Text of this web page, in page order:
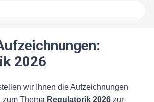
2026
wir Ihnen die Aufzeichnungen
zum Thema Regulatorik 2026 zur